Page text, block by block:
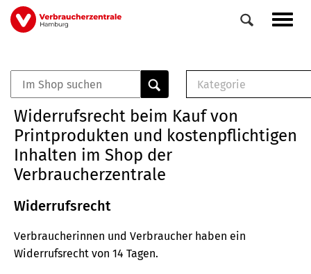
Direkt
zum
Veranstaltungen
0
Elemente
Kategorie
Musterbrief (RTF)
E-Broschüre
Widerrufsrecht beim Kauf von
Printprodukten und kostenpflichtigen
Inhalten im Shop der
Verbraucherzentrale
Widerrufsrecht
Verbraucherinnen und Verbraucher haben ein
Widerrufsrecht von 14 Tagen.